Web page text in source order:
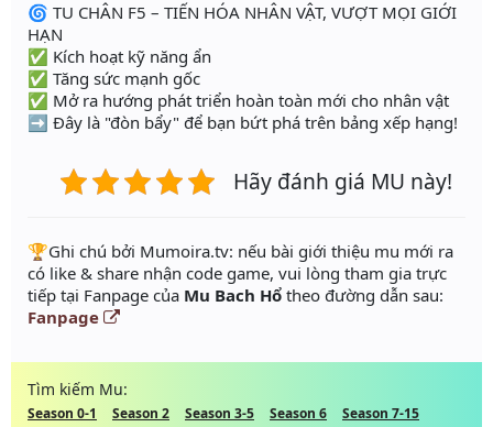
🌀 TU CHÂN F5 – TIẾN HÓA NHÂN VẬT, VƯỢT MỌI GIỚI
HẠN
✅ Kích hoạt kỹ năng ẩn
✅ Tăng sức mạnh gốc
✅ Mở ra hướng phát triển hoàn toàn mới cho nhân vật
➡️ Đây là "đòn bẩy" để bạn bứt phá trên bảng xếp hạng!
Hãy đánh giá MU này!
️🏆Ghi chú bởi Mumoira.tv: nếu bài giới thiệu mu mới ra
có like & share nhận code game, vui lòng tham gia trực
tiếp tại Fanpage của Mu Bach Hổ theo đường dẫn sau:
Fanpage
Tìm kiếm Mu:
Season 0-1 Season 2 Season 3-5 Season 6
Season 7-15